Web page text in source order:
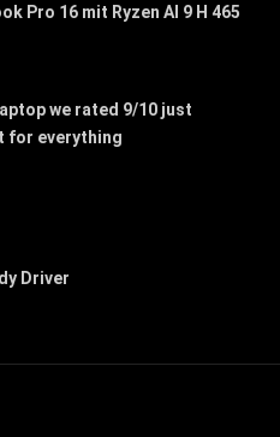
Pro 16 mit Ryzen AI 9 H 465
we rated 9/10 just
for everything
Driver